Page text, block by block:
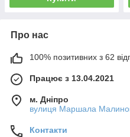
Про нас
100% позитивних з 62
Працює з 13.04.2021
м. Дніпро
вулиця Маршала
Контакти